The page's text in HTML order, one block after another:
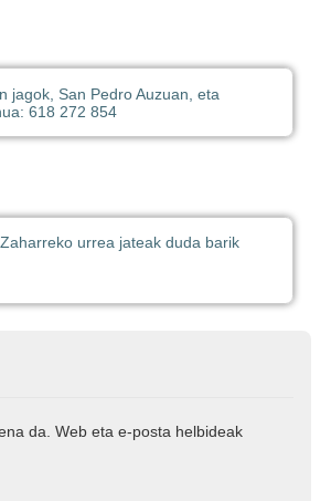
jagok, San Pedro Auzuan, eta
618 272 854
urrea jateak duda barik
da. Web eta e-posta helbideak